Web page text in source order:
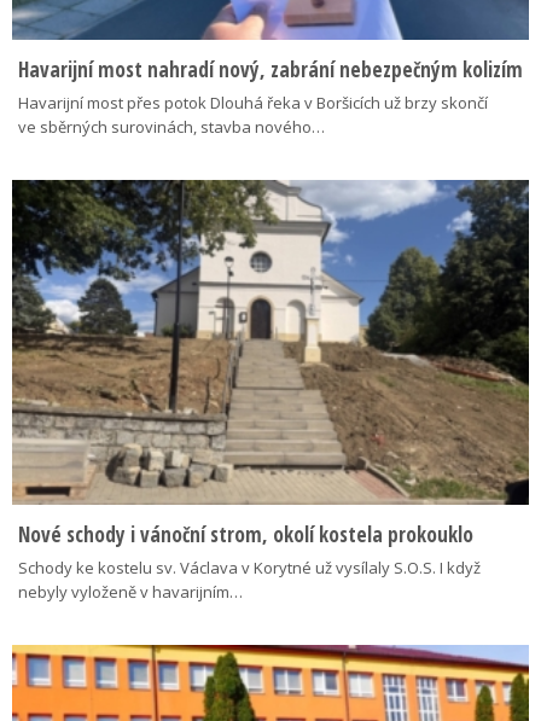
Havarijní most nahradí nový, zabrání nebezpečným kolizím
Havarijní most přes potok Dlouhá řeka v Boršicích už brzy skončí
ve sběrných surovinách, stavba nového…
Nové schody i vánoční strom, okolí kostela prokouklo
Schody ke kostelu sv. Václava v Korytné už vysílaly S.O.S. I když
nebyly vyloženě v havarijním…